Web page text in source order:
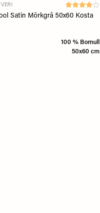
Satin Mörkgrå 50x60 Kosta
100 % Bomull
50x60 cm